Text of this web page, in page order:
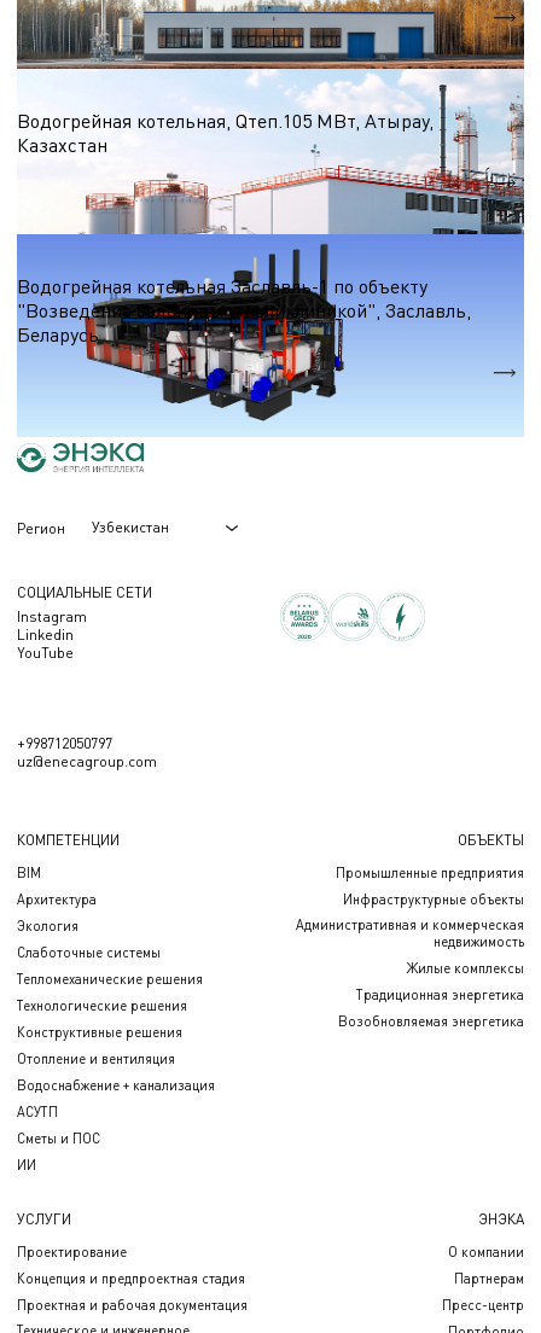
Qтеп.
94,4 МВт
Водогрейные котельные на природном газе
Водогрейная котельная, Qтеп.105 МВт, Атырау,
Казахстан
Водогрейные котельные на природном газе
Водогрейная котельная Заславль-1 по объекту
"Возведение больницы с поликлиникой", Заславль,
Беларусь
Регион Узбекистан
СОЦИАЛЬНЫЕ СЕТИ
Instagram
Linkedin
YouTube
+998712050797
uz@enecagroup.com
КОМПЕТЕНЦИИ
BIM
Архитектура
Экология
Слаботочные системы
Тепломеханические решения
Технологические решения
Конструктивные решения
Отопление и вентиляция
Водоснабжение + канализация
АСУТП
Сметы и ПОС
ИИ
ОБЪЕКТЫ
Промышленные предприятия
Инфраструктурные объекты
Административная и коммерческая
недвижимость
Жилые комплексы
Традиционная энергетика
Возобновляемая энергетика
УСЛУГИ
Проектирование
Концепция и предпроектная стадия
Проектная и рабочая документация
ЭНЭКА
О компании
Партнерам
Пресс-центр